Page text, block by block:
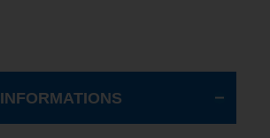
INFORMATIONS